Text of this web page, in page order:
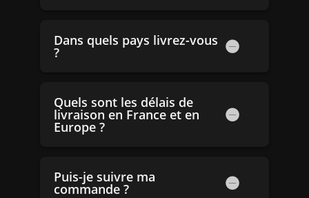
Dans quels pays livrez-vous
?
Quels sont les délais de
livraison en France et en
Europe ?
Puis-je suivre ma
commande ?